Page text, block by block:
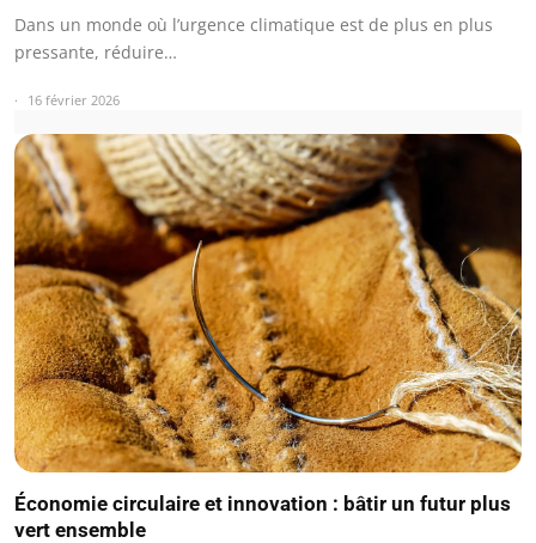
Dans un monde où l’urgence climatique est de plus en plus
pressante, réduire…
16 février 2026
Économie circulaire et innovation : bâtir un futur plus
vert ensemble